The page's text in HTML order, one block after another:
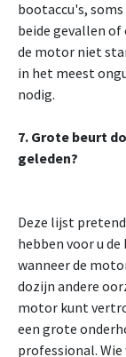
bootaccu's,
beide gevallen
de motor niet
in het meest
nodig.
7. Grote beurt
geleden?
Deze lijst
hebben voor u
wanneer de
dozijn andere
motor kunt
een grote
professional.